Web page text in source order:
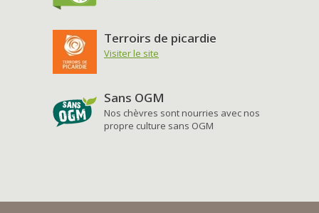
Terroirs de picardie
Visiter le site
Sans OGM
Nos chèvres sont nourries avec nos
propre culture sans OGM